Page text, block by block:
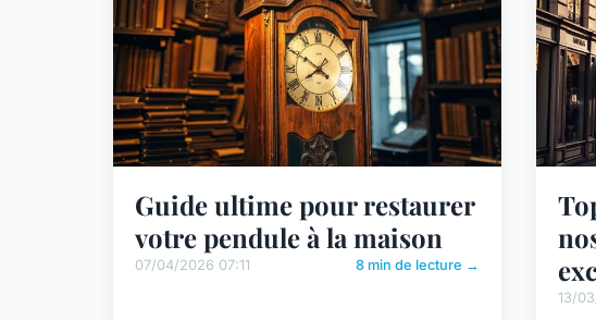
Guide ultime pour restaurer
votre pendule à la maison
07/04/2026 07:11 8 min de lecture →
13/